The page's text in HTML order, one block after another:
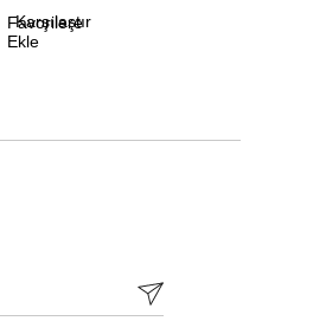
Favorilere
Ekle
Karşılaştır